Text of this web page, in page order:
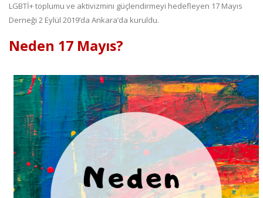
LGBTİ+ toplumu ve aktivizmini güçlendirmeyi hedefleyen 17 Mayıs
Derneği 2 Eylül 2019’da Ankara’da kuruldu.
Neden 17 Mayıs?